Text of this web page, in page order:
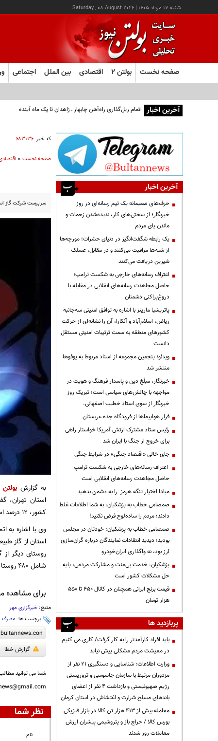
شنبه ۱۷ مرداد ۱۴۰۵ |
Saturday , 08 August 2026
صفحه نخست بولتن ۲ اقتصادی بین الملل اجتماعی
آخرین اخبار اتمام ریل‌گذاری راه‌آهن چابهار ـ زاهدان تا یک ماه آینده
کد خبر: ۶۸۳۱۳۶
صفحه نخست»
سرپرست شرکت گاز استان تهران از سهم ۶۸ درصدی
به گزارش بولتن
استان تهران،
کشور، ۱۲ درصد است.
وی با اشاره به
شامل ۴۸۰ روستا می‌شود، از نعمت گاز بهرمند شده‌اند.
برای مشاهده
منبع: خبرگزاری مهر
برچسب ها: مصرف
گزارش خطا
شما می توانید
نظر شما
نام
آخرین اخبار
حرف‌های صمیمانه یک تیم رسانه‌ای در روز
خبرنگار؛ از سختی‌های کار، ندیده‌شدن زحمات و
ماندن پای مردم
یک رابطه شگفت‌انگیز در دنیای حشرات؛ مورچه‌ها
از شته‌ها مراقبت می‌کنند و در مقابل، عسلک
شیرین دریافت می‌کنند
اعتراف رسانه‌های خارجی به شکست ترامپ؛
حاصل مجاهدت رسانه‌های انقلابی در مقابله با
دروغ‌پراکنی دشمنان
پاتریشیا مارینز با اشاره به توافق امنیتی سه‌جانبه
ریاض، اسلام‌آباد و آنکارا، آن را نشانه‌ای از حرکت
کشورهای منطقه به سمت ترتیبات امنیتی مستقل
دانست
ویدئو؛ پنجمین مجموعه از اسناد مربوط به یوفوها
منتشر شد
خبرنگار، مبلّغ دین و پاسدار فرهنگ و هویت در
مواجهه با چالش‌های سیاسی است؛ تبریک روز
خبرنگار از سوی استاد خطیب اصفهانی.
فرار هواپیماها از فرودگاه جده عربستان
رئیس ستاد مشترک ارتش آمریکا خواستار راهی
برای خروج از جنگ با ایران شد
جای خالی «اقتصاد جنگی» در شرایط جنگی
اعتراف رسانه‌های خارجی به شکست ترامپ
حاصل مجاهدت رسانه‌های انقلابی است
مبادا اختیار تنگه هرمز را به دشمن بدهید
صمصامی خطاب به پزشکیان: به شما اطلاعات غلط
دادند؛ مردم را ساده‌لوح فرض نکنید!
صمصامی خطاب به پزشکیان: خودتان در مجلس
بودید؛ دیدید انتقادات نمایندگان درباره گران‌سازی
ارز بود، نه واگذاری ایران‌خودرو
پزشکیان: خدمت بی‌منت و مشارکت مردمی، پایه
حل مشکلات کشور است
قیمت‌ برنج ایرانی همچنان در کانال ۴۵۰ تا ۵۵۰
هزار تومان
پربازدید ها
باید افراد کارآمدتر را به کار گرفت/ کاری می کنیم
در معیشت مردم مشکلی پیش نیاید
وزارت اطلاعات: شناسایی و دستگیری ۲۱ نفر از
مزدوران مرتبط با سازمان جاسوسی و تروریستی
رژیم صهیونیستی و بازداشت ۴ نفر از اعضای
باندهای مسلح شرارت و اغتشاش در استان کرمان
معامله بیش از ۴۱۳ هزار تن کالا در بازار فیزیکی
بورس کالا / حراج باز و پتروشیمی پیشران ارزش
معاملات روز شدند